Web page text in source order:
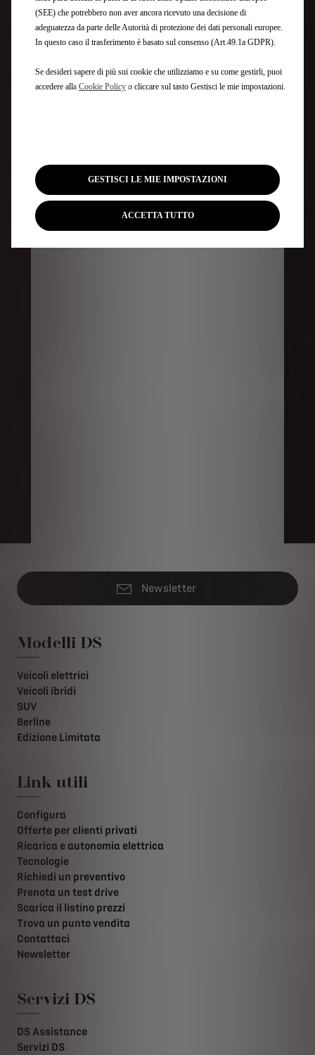
Newsletter
Modelli DS
Veicoli elettrici
Veicoli ibridi
SUV
Berline
Edizione Limitata
Link utili
Configura
Offerte per clienti privati
Ricarica e autonomia elettrica
Tecnologie
Richiedi un preventivo
Prenota un test drive
Scarica il listino prezzi
Trova un punto vendita
Contattaci
Newsletter
Servizi DS
DS Assistance
Servizi DS
(SEE) che potrebbero non aver ancora ricevuto una decisione di
adeguatezza da parte delle Autorità di protezione dei dati personali europee.
In questo caso il trasferimento è basato sul consenso (Art.49.1a GDPR).
Se desideri sapere di più sui cookie che utilizziamo e su come gestirli, puoi
accedere alla Cookie Policy o cliccare sul tasto Gestisci le mie impostazioni.
GESTISCI LE MIE IMPOSTAZIONI
ACCETTA TUTTO